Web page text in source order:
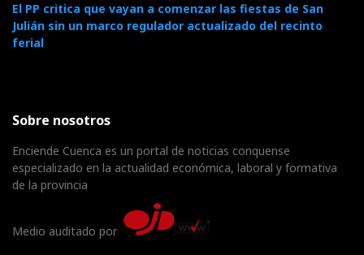
El PP critica que vayan a comenzar las fiestas de San
Julián sin un marco regulador actualizado del recinto
ferial
Sobre nosotros
Enciende Cuenca es un portal de noticias conquense
especializado en la actualidad económica, laboral y formativa
de la provincia
Medio auditado por